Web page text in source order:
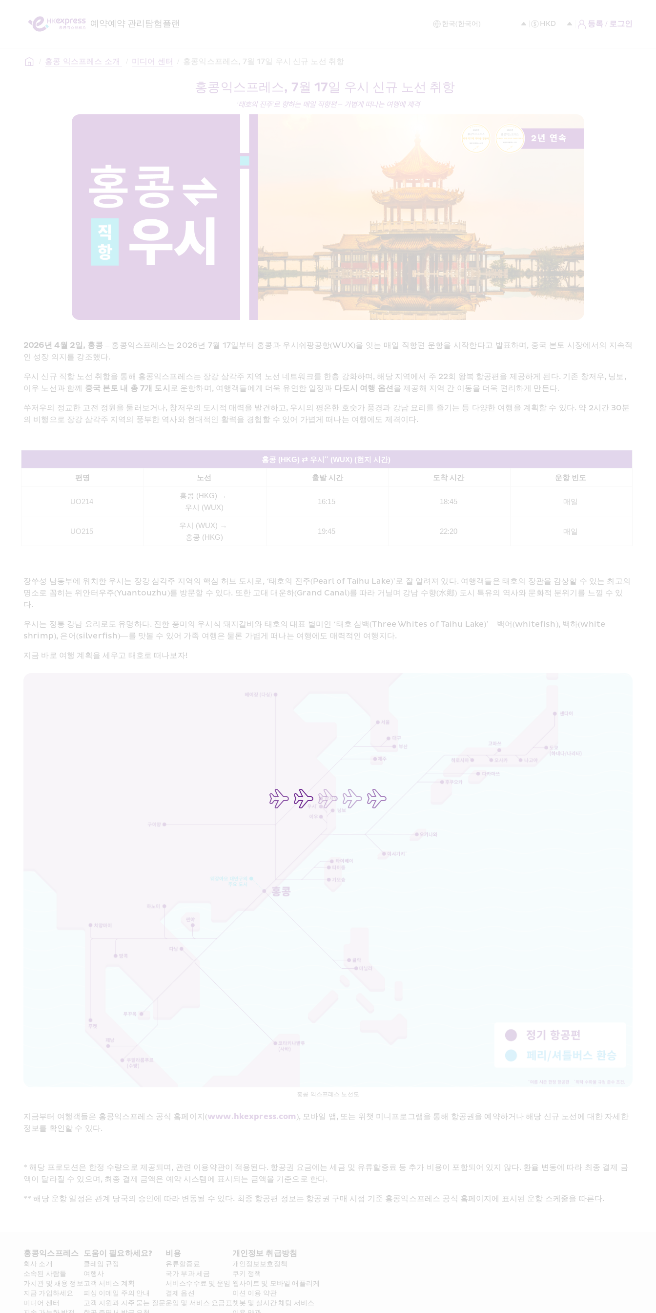
예약예약 관리 탐험플랜 등록 / 로그인
/ 홍콩 익스프레스 소개 / 미디어 센터 / 홍콩익스프레스, 7월 17일 우시 신규 노선 취항
홍콩익스프레스, 7월 17일 우시 신규 노선 취항
‘태호의 진주’로 향하는 매일 직항편 – 가볍게 떠나는 여행에 제격
2026년 4월 2일, 홍콩 – 홍콩익스프레스는 2026년 7월 17일부터 홍콩과 우시숴팡공항(WUX)을 잇는 매일 직항편 운항을 시작한다고 발표하며, 중국 본토 시장에서의 지속적
인 성장 의지를 강조했다.
우시 신규 직항 노선 취항을 통해 홍콩익스프레스는 장강 삼각주 지역 노선 네트워크를 한층 강화하며, 해당 지역에서 주 22회 왕복 항공편을 제공하게 된다. 기존 창저우, 닝보,
이우 노선과 함께 중국 본토 내 총 7개 도시 로 운항하며, 여행객들에게 더욱 유연한 일정과 다도시 여행 옵션 을 제공해 지역 간 이동을 더욱 편리하게 만든다.
쑤저우의 정교한 고전 정원을 둘러보거나, 창저우의 도시적 매력을 발견하고, 우시의 평온한 호숫가 풍경과 강남 요리를 즐기는 등 다양한 여행을 계획할 수 있다. 약 2시간 30분
의 비행으로 장강 삼각주 지역의 풍부한 역사와 현대적인 활력을 경험할 수 있어 가볍게 떠나는 여행에도 제격이다.
홍콩 (HKG) ⇄ 우시 ** (WUX) (현지 시간)
편명 노선 출발 시간 도착 시간 운항 빈도
UO214
홍콩 (HKG) →
우시 (WUX)
16:15 18:45 매일
UO215
우시 (WUX) →
홍콩 (HKG)
19:45 22:20 매일
장쑤성 남동부에 위치한 우시는 장강 삼각주 지역의 핵심 허브 도시로, ‘태호의 진주(Pearl of Taihu Lake)’로 잘 알려져 있다. 여행객들은 태호의 장관을 감상할 수 있는 최고의
명소로 꼽히는 위안터우주(Yuantouzhu)를 방문할 수 있다. 또한 고대 대운하(Grand Canal)를 따라 거닐며 강남 수향(水鄕) 도시 특유의 역사와 문화적 분위기를 느낄 수 있
다.
우시는 정통 강남 요리로도 유명하다. 진한 풍미의 우시식 돼지갈비와 태호의 대표 별미인 ‘태호 삼백(Three Whites of Taihu Lake)’—백어(whitefish), 백하(white
shrimp), 은어(silverfish)—를 맛볼 수 있어 가족 여행은 물론 가볍게 떠나는 여행에도 매력적인 여행지다.
지금 바로 여행 계획을 세우고 태호로 떠나보자!
홍콩 익스프레스 노선도
지금부터 여행객들은 홍콩익스프레스 공식 홈페이지(www.hkexpress.com ), 모바일 앱, 또는 위챗 미니프로그램을 통해 항공권을 예약하거나 해당 신규 노선에 대한 자세한
정보를 확인할 수 있다.
* 해당 프로모션은 한정 수량으로 제공되며, 관련 이용약관이 적용된다. 항공권 요금에는 세금 및 유류할증료 등 추가 비용이 포함되어 있지 않다. 환율 변동에 따라 최종 결제 금
액이 달라질 수 있으며, 최종 결제 금액은 예약 시스템에 표시되는 금액을 기준으로 한다.
** 해당 운항 일정은 관계 당국의 승인에 따라 변동될 수 있다. 최종 항공편 정보는 항공권 구매 시점 기준 홍콩익스프레스 공식 홈페이지에 표시된 운항 스케줄을 따른다.
홍콩익스프레스​
회사 소개​
소속된 사람들
가치관 및 채용 정보​
지금 가입하세요
미디어 센터
도움이 필요하세요?
클레임 규정
여행사
고객 서비스 계획
피싱 이메일 주의 안내
고객 지원과 자주 묻는 질문
비용
유류할증료
국가 부과 세금
서비스수수료 및 운임
결제 옵션
운임 및 서비스 요금표
개인정보 취급방침
개인정보보호정책
쿠키 정책
웹사이트 및 모바일 애플리케
이션 이용 약관
챗봇 및 실시간 채팅 서비스